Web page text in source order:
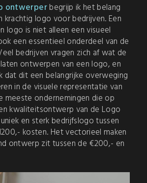
ontwerperbegrijp ik het belang
krachtig logo voor bedrijven. Een
logo is niet alleen een visueel
een essentieel onderdeel van de
bedrijven vragen zich af wat de
ontwerpen van een logo, en
dat dit een belangrijke overweging
in de visuele representatie van
meeste ondernemingen die op
kwaliteitsontwerp van de Logo
en sterk bedrijfslogo tussen
kosten. Het vectorieel maken
ontwerp zit tussen de €200,- en